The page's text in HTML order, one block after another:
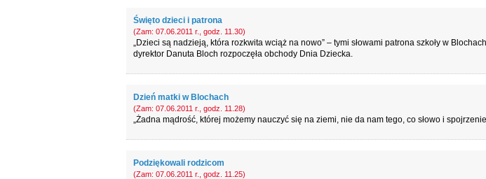
Święto dzieci i patrona
(Zam: 07.06.2011 r., godz. 11.30)
„Dzieci są nadzieją, która rozkwita wciąż na nowo” – tymi słowami patrona szkoły w
dyrektor Danuta Bloch rozpoczęła obchody Dnia Dziecka.
Dzień matki w Blochach
(Zam: 07.06.2011 r., godz. 11.28)
„Żadna mądrość, której możemy nauczyć się na ziemi, nie da nam tego, co słowo i
Podziękowali rodzicom
(Zam: 07.06.2011 r., godz. 11.25)